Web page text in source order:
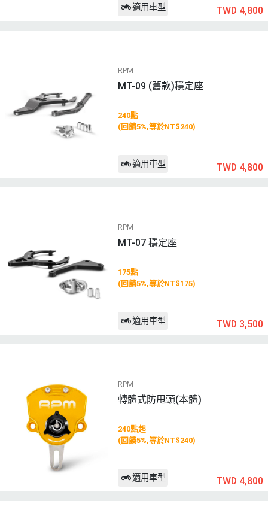
適用車型 TWD 4,800
RPM
MT-09 (舊款)穩定座
240點
(回饋5%,等於NT$240)
適用車型 TWD 4,800
RPM
MT-07 穩定座
175點
(回饋5%,等於NT$175)
適用車型 TWD 3,500
RPM
轉體式防甩頭(本體)
240點起
(回饋5%,等於NT$240)
適用車型 TWD 4,800